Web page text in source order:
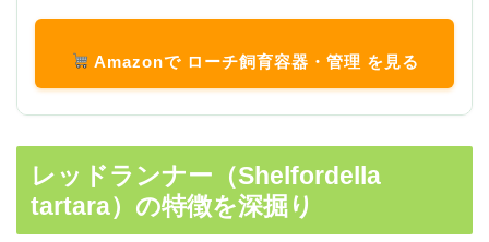
Amazonで ローチ飼育容器・管理 を見る
レッドランナー（Shelfordella
tartara）の特徴を深掘り